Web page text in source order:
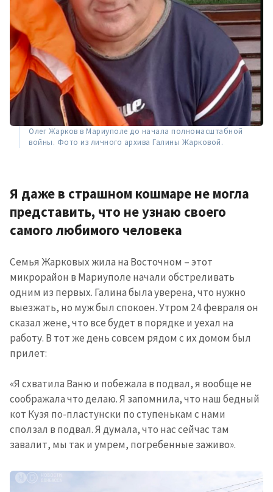
Олег Жарков в Мариуполе до начала полномасштабной
войны. Фото из личного архива Галины Жарковой.
Я даже в страшном кошмаре не могла
представить, что не узнаю своего
самого любимого человека
Семья Жарковых жила на Восточном – этот
микрорайон в Мариуполе начали обстреливать
одним из первых. Галина была уверена, что нужно
выезжать, но муж был спокоен. Утром 24 февраля он
сказал жене, что все будет в порядке и уехал на
работу. В тот же день совсем рядом с их домом был
прилет:
«Я схватила Ваню и побежала в подвал, я вообще не
соображала что делаю. Я запомнила, что наш бедный
кот Кузя по-пластунски по ступенькам с нами
сползал в подвал. Я думала, что нас сейчас там
завалит, мы так и умрем, погребенные заживо».